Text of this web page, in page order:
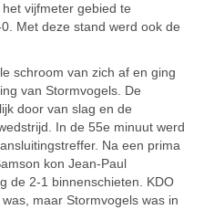
vijfmeter gebied te
Met deze stand werd ook de
schroom van zich af en ging
van Stormvogels. De
door van slag en de
In de 55e minuut werd
Na een prima
kon Jean-Paul
de 2-1 binnenschieten. KDO
maar Stormvogels was in